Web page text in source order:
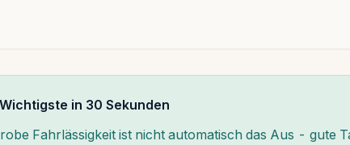
in 30 Sekunden
Fahrlässigkeit ist nicht automatisch das Aus - gute